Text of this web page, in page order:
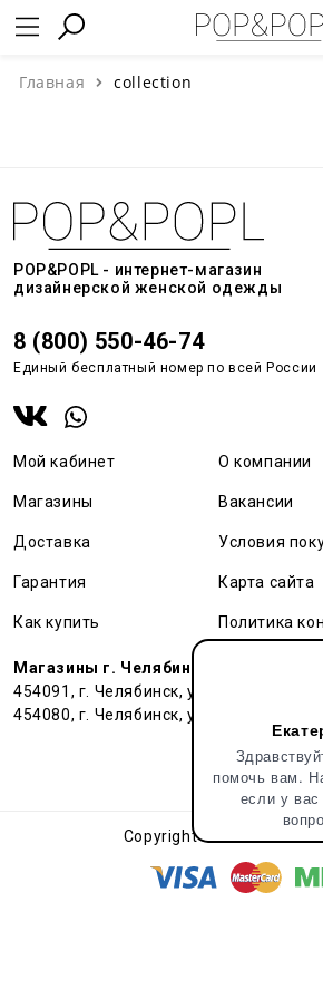
помочь вам.
если у вас
Главная collection
POP&POPL - интернет-магазин
дизайнерской женской одежды
8 (800) 550-46-74
Единый бесплатный номер по всей России
Мой кабинет
Магазины
Доставка
Гарантия
Как купить
О компании
Вакансии
Условия
Карта сайта
Политика
Магазины г. Челябинск:
454091, г. Челябинск, ул. Труда, 91 БЦ
454080, г. Челябинск, ул.
Copyright © 2018 - 2026